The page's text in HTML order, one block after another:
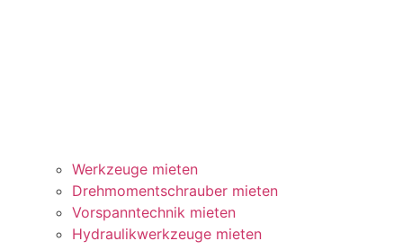
Werkzeuge mieten
Drehmomentschrauber mieten
Vorspanntechnik mieten
Hydraulikwerkzeuge mieten